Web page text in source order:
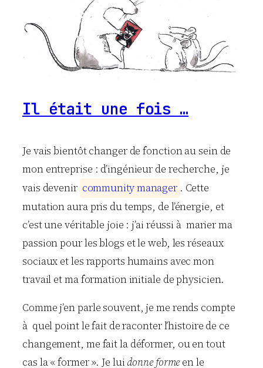
Il était une fois …
Je vais bientôt changer de fonction au sein de
mon entreprise : d’ingénieur de recherche, je
vais devenir communitymanager . Cette
mutation aura pris du temps, de l’énergie, et
c’est une véritable joie : j’ai réussi à marier ma
passion pour les blogs et le web, les réseaux
sociaux et les rapports humains avec mon
travail et ma formation initiale de physicien.
Comme j’en parle souvent, je me rends compte
à quel point le fait de raconter l’histoire de ce
changement, me fait la déformer, ou en tout
cas la « former ». Je luidonne formeen le